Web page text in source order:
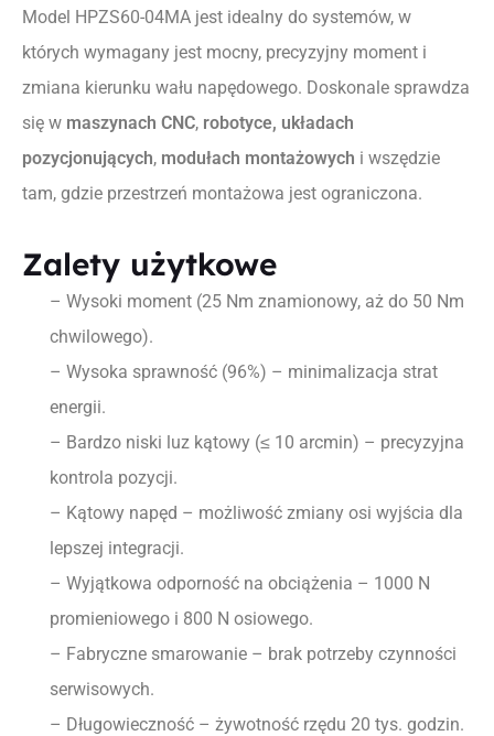
Model HPZS60-04MA jest idealny do systemów, w
których wymagany jest mocny, precyzyjny moment i
zmiana kierunku wału napędowego. Doskonale sprawdza
się w maszynach CNC, robotyce, układach
pozycjonujących, modułach montażowych i wszędzie
tam, gdzie przestrzeń montażowa jest ograniczona.
Zalety użytkowe
– Wysoki moment (25 Nm znamionowy, aż do 50 Nm
chwilowego).
– Wysoka sprawność (96%) – minimalizacja strat
energii.
– Bardzo niski luz kątowy (≤ 10 arcmin) – precyzyjna
kontrola pozycji.
– Kątowy napęd – możliwość zmiany osi wyjścia dla
lepszej integracji.
– Wyjątkowa odporność na obciążenia – 1000 N
promieniowego i 800 N osiowego.
– Fabryczne smarowanie – brak potrzeby czynności
serwisowych.
– Długowieczność – żywotność rzędu 20 tys. godzin.